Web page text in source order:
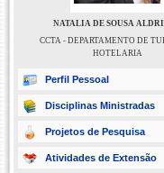
NATALIA DE SOUSA
CCTA - DEPARTAMENTO DE
HOTELARIA
Perfil Pessoal
Disciplinas Ministradas
Projetos de Pesquisa
Atividades de Extensão